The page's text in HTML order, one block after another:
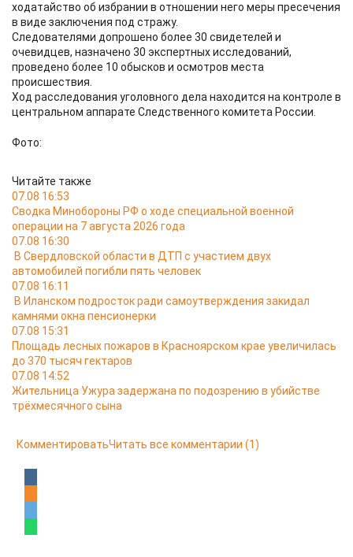
ходатайство об избрании в отношении него меры пресечения
в виде заключения под стражу.
Следователями допрошено более 30 свидетелей и
очевидцев, назначено 30 экспертных исследований,
проведено более 10 обысков и осмотров места
происшествия.
Ход расследования уголовного дела находится на контроле в
центральном аппарате Следственного комитета России.
Фото:
Читайте также
07.08 16:53
Сводка Минобороны РФ о ходе специальной военной
операции на 7 августа 2026 года
07.08 16:30
В Свердловской области в ДТП с участием двух
автомобилей погибли пять человек
07.08 16:11
В Иланском подросток ради самоутверждения закидал
камнями окна пенсионерки
07.08 15:31
Площадь лесных пожаров в Красноярском крае увеличилась
до 370 тысяч гектаров
07.08 14:52
Жительница Ужура задержана по подозрению в убийстве
трёхмесячного сына
КомментироватьЧитать все комментарии (1)